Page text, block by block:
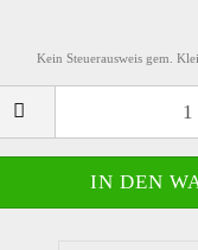
Kein Steuerausweis gem.